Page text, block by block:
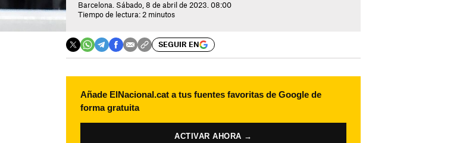
Barcelona. Sábado, 8 de abril de 2023. 08:00
Tiempo de lectura: 2 minutos
SEGUIR EN
Añade ElNacional.cat a tus fuentes favoritas de Google de
forma gratuita
ACTIVAR AHORA →